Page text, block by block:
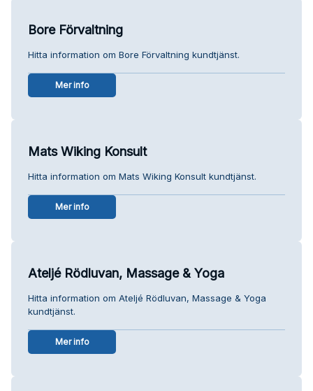
Bore Förvaltning
Hitta information om Bore Förvaltning kundtjänst.
Mer info
Mats Wiking Konsult
Hitta information om Mats Wiking Konsult kundtjänst.
Mer info
Ateljé Rödluvan, Massage & Yoga
Hitta information om Ateljé Rödluvan, Massage & Yoga
kundtjänst.
Mer info